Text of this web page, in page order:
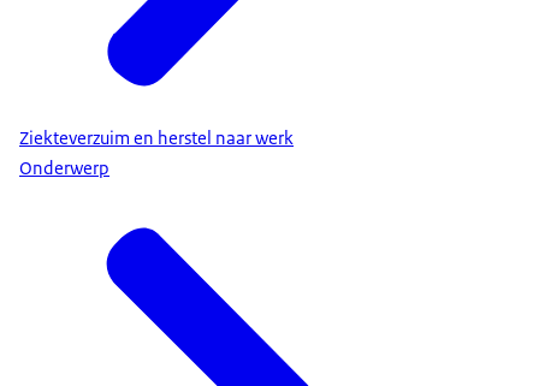
Ziekteverzuim en herstel naar werk
Onderwerp